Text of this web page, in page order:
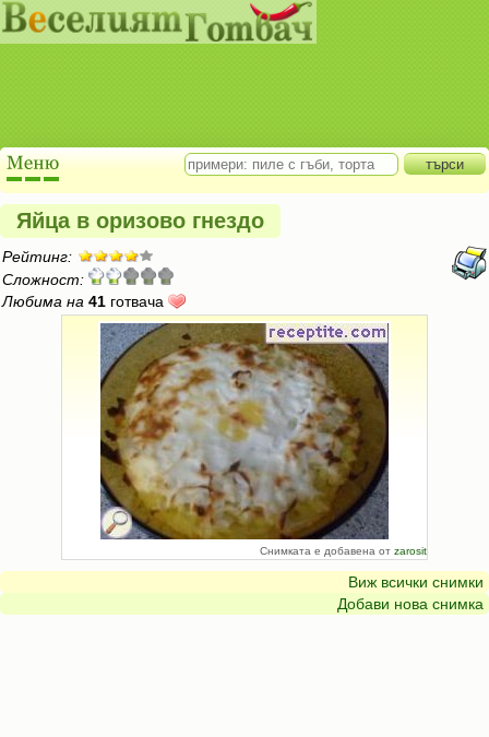
Яйца в оризово гнездо
Рейтинг:
Сложност:
Любима на 41 готвача
Снимката е добавена от zarosit
Виж всички снимки
Добави нова снимка